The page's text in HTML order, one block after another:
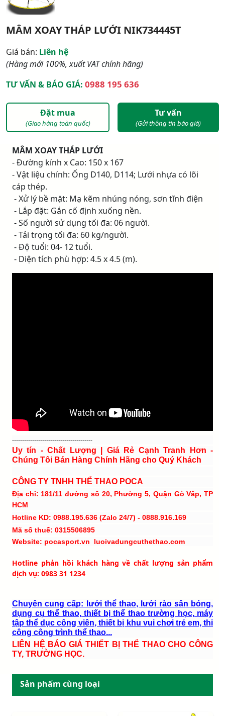
MÂM XOAY THÁP LƯỚI NIK734445T
Giá bán: Liên hệ
(Hàng mới 100%, xuất VAT chính hãng)
TƯ VẤN & BÁO GIÁ: 0988 195 636
Đặt mua
(Giao hàng toàn quốc)
Tư vấn
(Gửi thông tin báo giá)
MÂM XOAY THÁP LƯỚI
- Đường kính x Cao: 150 x 167
- Vật liệu chính: Ống D140, D114; Lưới nhựa có lõi
cáp thép.
- Xử lý bề mặt: Mạ kẽm nhúng nóng, sơn tĩnh điện
- Lắp đặt: Gắn cố định xuống nền.
- Số người sử dụng tối đa: 06 người.
- Tải trọng tối đa: 60 kg/người.
- Độ tuổi: 04- 12 tuổi.
- Diện tích phù hợp: 4.5 x 4.5 (m).
----------------------------------------
Uy tín - Chất Lượng | Giá Rẻ Cạnh Tranh Hơn -
Chúng Tôi Bán Hàng Chính Hãng cho Quý Khách
CÔNG TY TNHH THỂ THAO POCA
Địa chỉ: 181/11 đường số 20, Phường 5, Quận Gò Vấp, TP
HCM
Hotline KD: 0988.195.636 (Zalo 24/7) - 0888.916.169
Mã số thuế: 0315506895
Website: pocasport.vn luoivadungcuthethao.com
Hotline phản hồi khách hàng về chất lượng sản phẩm
dịch vụ: 0983 31 1234
Chuyên cung cấp: lưới thể thao, lưới rào sân bóng,
dụng cụ thể thao, thiết bị thể thao trường học, máy
tập thể dục công viên, thiết bị khu vui chơi trẻ em, thi
công công trình thể thao...
LIÊN HỆ BÁO GIÁ THIẾT BỊ THỂ THAO CHO CÔNG
TY, TRƯỜNG HỌC.
Sản phẩm cùng loại